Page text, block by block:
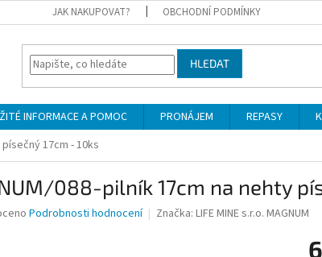
JAK NAKUPOVAT? OBCHODNÍ PODMÍNKY
HLEDAT
INFORMACE A POMOC PRONÁJEM REPASY
17cm - 10ks
088-pilník 17cm na nehty
Podrobnosti hodnocení Značka: LIFE MINE s.r.o. MAGNUM